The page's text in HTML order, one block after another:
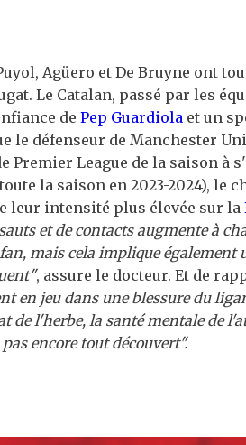
Agüero et De Bruyne ont
Le Catalan, passé par les
de Pep Guardiolaet un
le défenseur de Manchester
Premier League de la saison à
la saison en 2023-2024), le
leur intensité plus élevée sur la
et de contacts augmente à
mais cela implique également
, assure le docteur. Et de
en jeu dans une blessure du
de l'herbe, la santé mentale de
encore tout découvert".